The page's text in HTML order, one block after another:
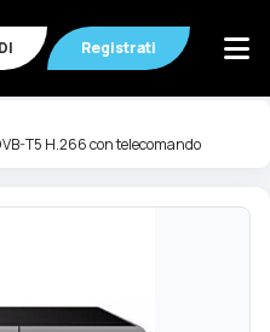
Registrati
T5 H.266 con telecomando
Vai